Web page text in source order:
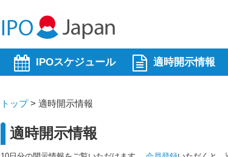
IPOスケジュール 適時開示情報
トップ> 適時開示情報
適時開示情報